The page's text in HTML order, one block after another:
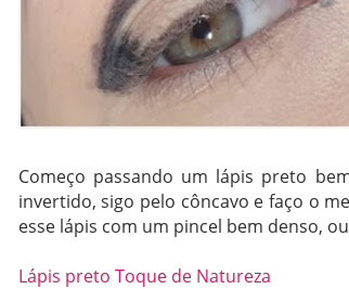
Começo passando um lápis preto
invertido, sigo pelo côncavo e faço o
esse lápis com um pincel bem denso,
Lápis preto Toque de Natureza